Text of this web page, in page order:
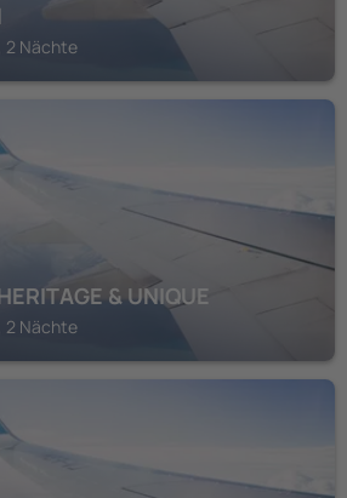
2 Nächte
& UNIQUE
2 Nächte